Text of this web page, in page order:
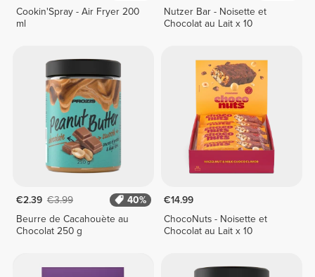
Cookin'Spray - Air Fryer 200
ml
Nutzer Bar - Noisette et
Chocolat au Lait x 10
€2.39 €3.99
40%
Beurre de Cacahouète au
Chocolat 250 g
€14.99
ChocoNuts - Noisette et
Chocolat au Lait x 10